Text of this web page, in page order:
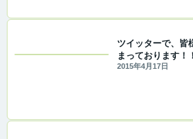
ツイッターで、皆
まっております！！
2015年4月17日